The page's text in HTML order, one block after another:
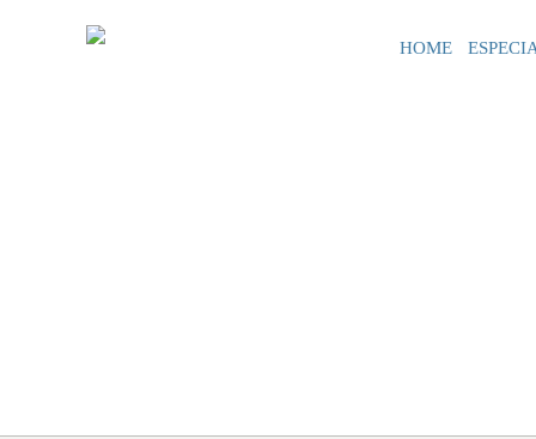
HOME